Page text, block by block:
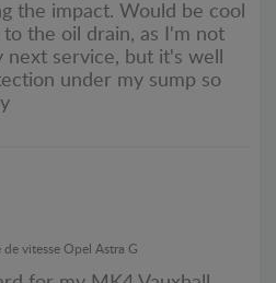
the impact. Would be cool
the oil drain, as I'm not
service, but it's well
under my sump so
vitesse Opel Astra G